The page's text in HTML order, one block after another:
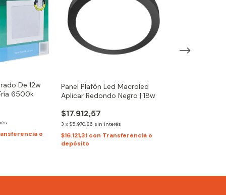
De 12w
6500k
o
Panel Plafón Led Macroled
Aplicar Redondo Negro | 18w
$17.912,57
3 x$5.970,86 sin interés
$16.121,31 con Transferencia o
depósito